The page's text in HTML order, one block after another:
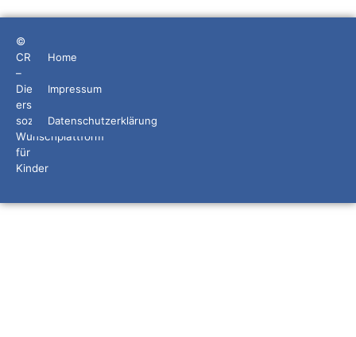
©
CRIDS
–
Die
erste
soziale
Wunschplattform
für
Kinder
Home
Impressum
Datenschutzerklärung